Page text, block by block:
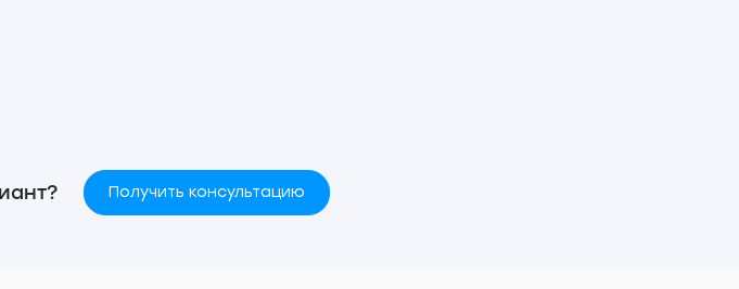
Получить консультацию